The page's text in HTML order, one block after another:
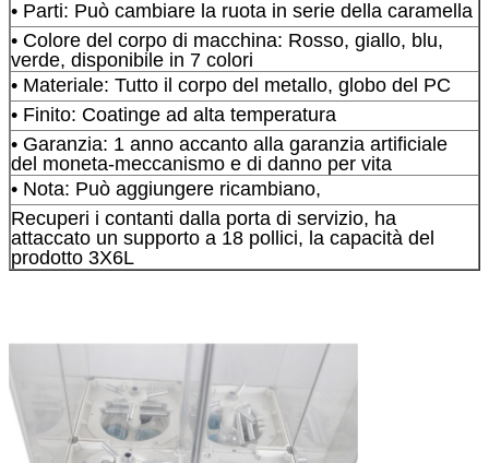
• Parti: Può cambiare la ruota in serie della caramella
• Colore del corpo di macchina: Rosso, giallo, blu,
verde, disponibile in 7 colori
• Materiale: Tutto il corpo del metallo, globo del PC
• Finito: Coatinge ad alta temperatura
• Garanzia: 1 anno accanto alla garanzia artificiale
del moneta-meccanismo e di danno per vita
• Nota: Può aggiungere ricambiano,
Recuperi i contanti dalla porta di servizio, ha
attaccato un supporto a 18 pollici, la capacità del
prodotto 3X6L